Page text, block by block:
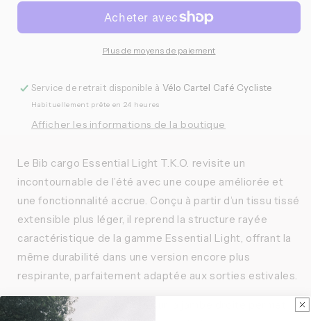
-
Light
T.K.O
Studios
-
Bib
Light
T.K.O
Plus de moyens de paiement
Service de retrait disponible à Vélo Cartel Café Cycliste
Habituellement prête en 24 heures
Afficher les informations de la boutique
Le Bib cargo Essential Light T.K.O. revisite un
incontournable de l’été avec une coupe améliorée et
une fonctionnalité accrue. Conçu à partir d’un tissu tissé
extensible plus léger, il reprend la structure rayée
caractéristique de la gamme Essential Light, offrant la
même durabilité dans une version encore plus
respirante, parfaitement adaptée aux sorties estivales.
Une poche cargo intégrée sur la jambe droite permet